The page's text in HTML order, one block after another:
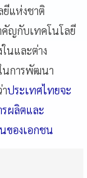
ยีแห่งชาติ
คัญกับเทคโนโลยี
นและต่าง
นการพัฒนา
ประเทศไทยจะ
ผลิตและ
ของเอกชน